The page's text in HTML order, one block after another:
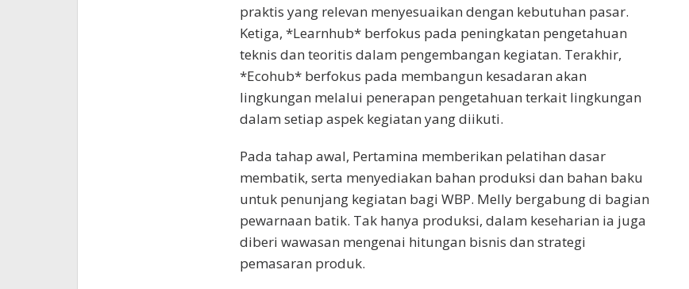
praktis yang relevan menyesuaikan dengan kebutuhan pasar.
Ketiga, *Learnhub* berfokus pada peningkatan pengetahuan
teknis dan teoritis dalam pengembangan kegiatan. Terakhir,
*Ecohub* berfokus pada membangun kesadaran akan
lingkungan melalui penerapan pengetahuan terkait lingkungan
dalam setiap aspek kegiatan yang diikuti.
Pada tahap awal, Pertamina memberikan pelatihan dasar
membatik, serta menyediakan bahan produksi dan bahan baku
untuk penunjang kegiatan bagi WBP. Melly bergabung di bagian
pewarnaan batik. Tak hanya produksi, dalam keseharian ia juga
diberi wawasan mengenai hitungan bisnis dan strategi
pemasaran produk.